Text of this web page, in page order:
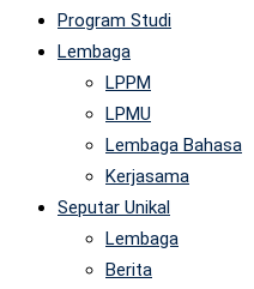
Program Studi
Lembaga
LPPM
LPMU
Lembaga Bahasa
Kerjasama
Seputar Unikal
Lembaga
Berita